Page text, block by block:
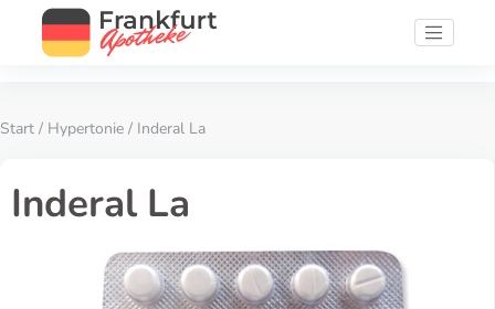
Start / Hypertonie / Inderal La
Inderal La